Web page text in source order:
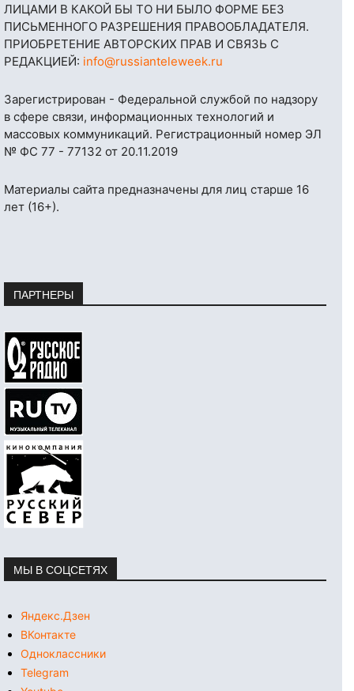
ЛИЦАМИ В КАКОЙ БЫ ТО НИ БЫЛО ФОРМЕ БЕЗ
ПИСЬМЕННОГО РАЗРЕШЕНИЯ ПРАВООБЛАДАТЕЛЯ.
ПРИОБРЕТЕНИЕ АВТОРСКИХ ПРАВ И СВЯЗЬ С
РЕДАКЦИЕЙ: info@russianteleweek.ru
Зарегистрирован - Федеральной службой по надзору
в сфере связи, информационных технологий и
массовых коммуникаций. Регистрационный номер ЭЛ
№ ФС 77 - 77132 от 20.11.2019
Материалы сайта предназначены для лиц старше 16
лет (16+).
ПАРТНЕРЫ
МЫ В СОЦСЕТЯХ
Яндекс.Дзен
ВКонтакте
Одноклассники
Telegram